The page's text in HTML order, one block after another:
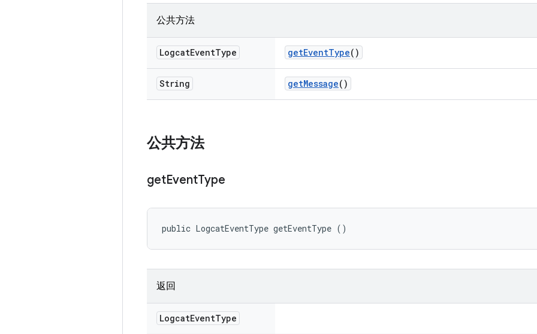
公共方法
LogcatEventType getEventType()
String getMessage()
公共方法
getEventType
public LogcatEventType getEventType ()
返回
LogcatEventType